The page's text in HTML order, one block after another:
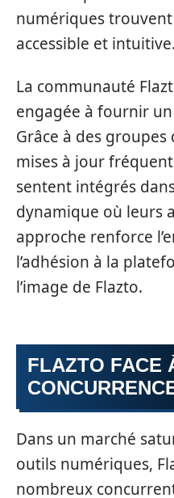
numériques
accessible et intuitive.
La communauté
engagée à fournir
Grâce à des
mises à jour
sentent intégrés
dynamique où leurs
approche renforce
l’adhésion à la
l’image de Flazto.
FLAZTO FACE
Dans un marché
outils numériques,
nombreux